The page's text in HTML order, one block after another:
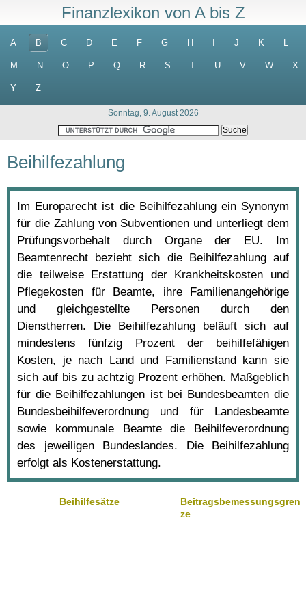
Finanzlexikon von A bis Z
A B C D E F G H J K L
M N O P Q R S T U V W X
Y Z
Sonntag, 9. August 2026
Beihilfezahlung
Im Europarecht ist die Beihilfezahlung ein Synonym
für die Zahlung von Subventionen und unterliegt dem
Prüfungsvorbehalt durch Organe der EU. Im
Beamtenrecht bezieht sich die Beihilfezahlung auf
die teilweise Erstattung der Krankheitskosten und
Pflegekosten für Beamte, ihre Familienangehörige
und gleichgestellte Personen durch den
Dienstherren. Die Beihilfezahlung beläuft sich auf
mindestens fünfzig Prozent der beihilfefähigen
Kosten, je nach Land und Familienstand kann sie
sich auf bis zu achtzig Prozent erhöhen. Maßgeblich
für die Beihilfezahlungen ist bei Bundesbeamten die
Bundesbeihilfeverordnung und für Landesbeamte
sowie kommunale Beamte die Beihilfeverordnung
des jeweiligen Bundeslandes. Die Beihilfezahlung
erfolgt als Kostenerstattung.
Beihilfesätze
Beitragsbemessungsgren
ze